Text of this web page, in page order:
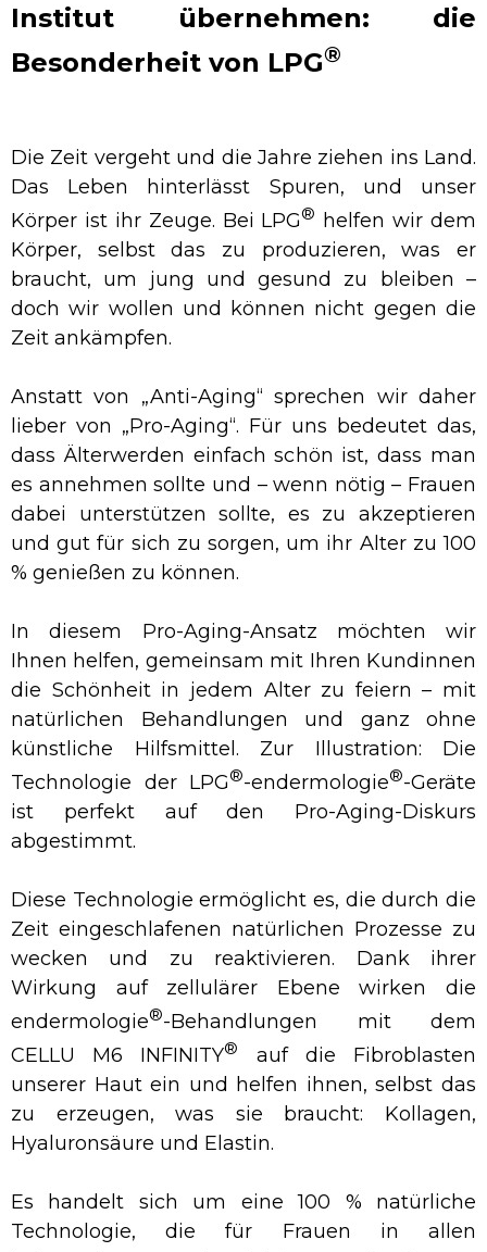
Institut übernehmen: die
Besonderheit von LPG®
Die Zeit vergeht und die Jahre ziehen ins Land.
Das Leben hinterlässt Spuren, und unser
Körper ist ihr Zeuge. Bei LPG® helfen wir dem
Körper, selbst das zu produzieren, was er
braucht, um jung und gesund zu bleiben –
doch wir wollen und können nicht gegen die
Zeit ankämpfen.
Anstatt von „Anti-Aging“ sprechen wir daher
lieber von „Pro-Aging“. Für uns bedeutet das,
dass Älterwerden einfach schön ist, dass man
es annehmen sollte und – wenn nötig – Frauen
dabei unterstützen sollte, es zu akzeptieren
und gut für sich zu sorgen, um ihr Alter zu 100
% genießen zu können.
In diesem Pro-Aging-Ansatz möchten wir
Ihnen helfen, gemeinsam mit Ihren Kundinnen
die Schönheit in jedem Alter zu feiern – mit
natürlichen Behandlungen und ganz ohne
künstliche Hilfsmittel. Zur Illustration: Die
Technologie der LPG®-endermologie®-Geräte
ist perfekt auf den Pro-Aging-Diskurs
abgestimmt.
Diese Technologie ermöglicht es, die durch die
Zeit eingeschlafenen natürlichen Prozesse zu
wecken und zu reaktivieren. Dank ihrer
Wirkung auf zellulärer Ebene wirken die
endermologie®-Behandlungen mit dem
CELLU M6 INFINITY®
auf die Fibroblasten
unserer Haut ein und helfen ihnen, selbst das
zu erzeugen, was sie braucht: Kollagen,
Hyaluronsäure und Elastin.
Es handelt sich um eine 100 % natürliche
Technologie, die für Frauen in allen